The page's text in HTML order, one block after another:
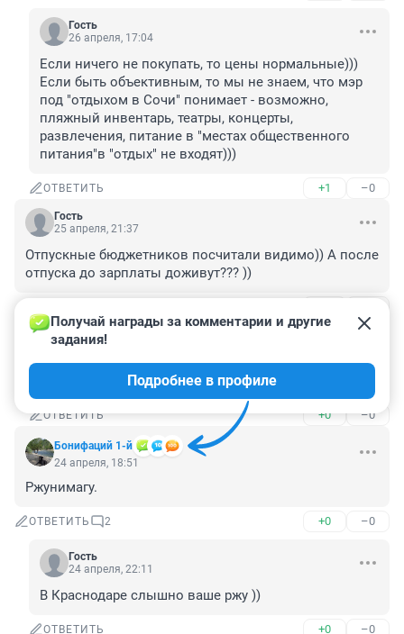
Гость
26 апреля, 17:04
Если ничего не покупать, то цены нормальные)))
Если быть объективным, то мы не знаем, что мэр
под "отдыхом в Сочи" понимает - возможно,
пляжный инвентарь, театры, концерты,
развлечения, питание в "местах общественного
питания"в "отдых" не входят)))
ОТВЕТИТЬ +1 –0
Гость
25 апреля, 21:37
Отпускные бюджетников посчитали видимо)) А после
отпуска до зарплаты доживут??? ))
Гость
ОТВЕТИТЬ +0 –0
Бонифаций 1-й
Получай награды за комментарии и другие
задания!
Подробнее в профиле
24 апреля, 18:51
Ржунимагу.
ОТВЕТИТЬ 2 +0 –0
Гость
24 апреля, 22:11
В Краснодаре слышно ваше ржу ))
ОТВЕТИТЬ +0 –0